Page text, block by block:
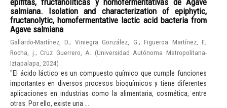
salmiana. Isolation and characterization of epiphytic,
fructanolytic, homofermentative lactic acid bacteria from
Agave salmiana
Gallardo-Martínez, D.; Viniegra González, G. ;Figueroa Martínez, F.;
Rocha, j. ;Cruz Guerrero, A. (Universidad Autónoma Metropolitana-
Iztapalapa 2024)
"El ácido láctico es un compuesto químico que cumple funciones
importantes en diversos procesos bioquímicos y tiene diferentes
aplicaciones en industrias como la alimentaria, cosmética, entre
otras. Por ello, existe una ...